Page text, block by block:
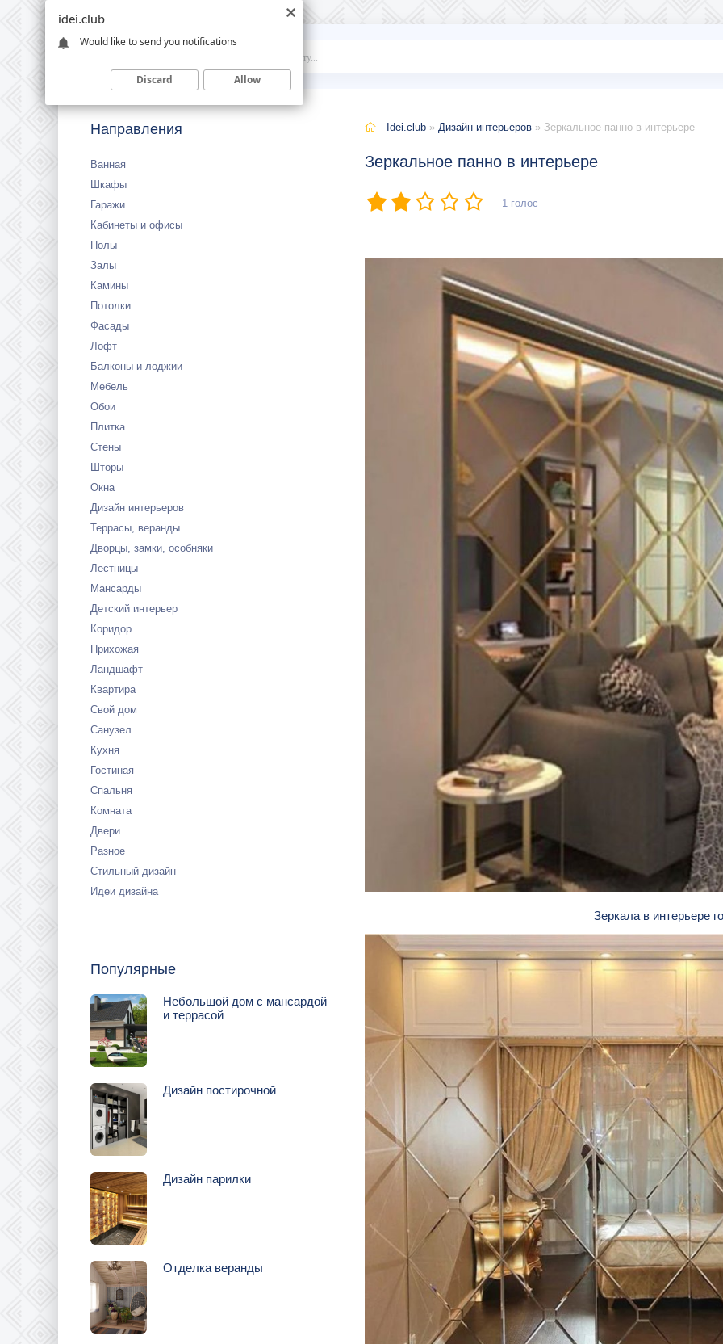
Idei
Направления
Ванная
Шкафы
Гаражи
Кабинеты и офисы
Полы
Залы
Камины
Потолки
Фасады
Лофт
Балконы и лоджии
Мебель
Обои
Плитка
Стены
Шторы
Окна
Дизайн интерьеров
Террасы, веранды
Дворцы, замки, особняки
Лестницы
Мансарды
Детский интерьер
Коридор
Прихожая
Ландшафт
Квартира
Свой дом
Санузел
Кухня
Гостиная
Спальня
Комната
Двери
Разное
Стильный дизайн
Идеи дизайна
Популярные
Небольшой дом с мансардой
и террасой
Дизайн постирочной
Дизайн парилки
Отделка веранды
Idei.club » Дизайн интерьеров » Зеркальное панно в интерьере
Зеркальное панно в интерьере
1 голос
Зеркала в интерьере
idei.club
Would like to send you notifications
Discard Allow